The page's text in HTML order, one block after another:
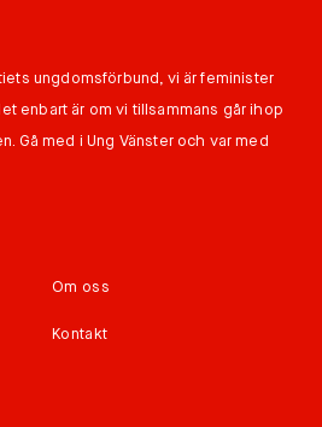
ungdomsförbund, vi är feminister
enbart är om vi tillsammans går ihop
Gå med i Ung Vänster och var med
Om oss
Kontakt